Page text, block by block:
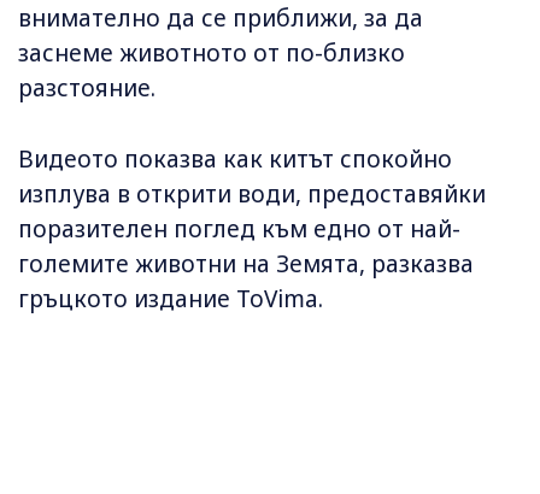
внимателно да се приближи, за да
заснеме животното от по-близко
разстояние.
Видеото показва как китът спокойно
изплува в открити води, предоставяйки
поразителен поглед към едно от най-
големите животни на Земята, разказва
гръцкото издание ToVima.